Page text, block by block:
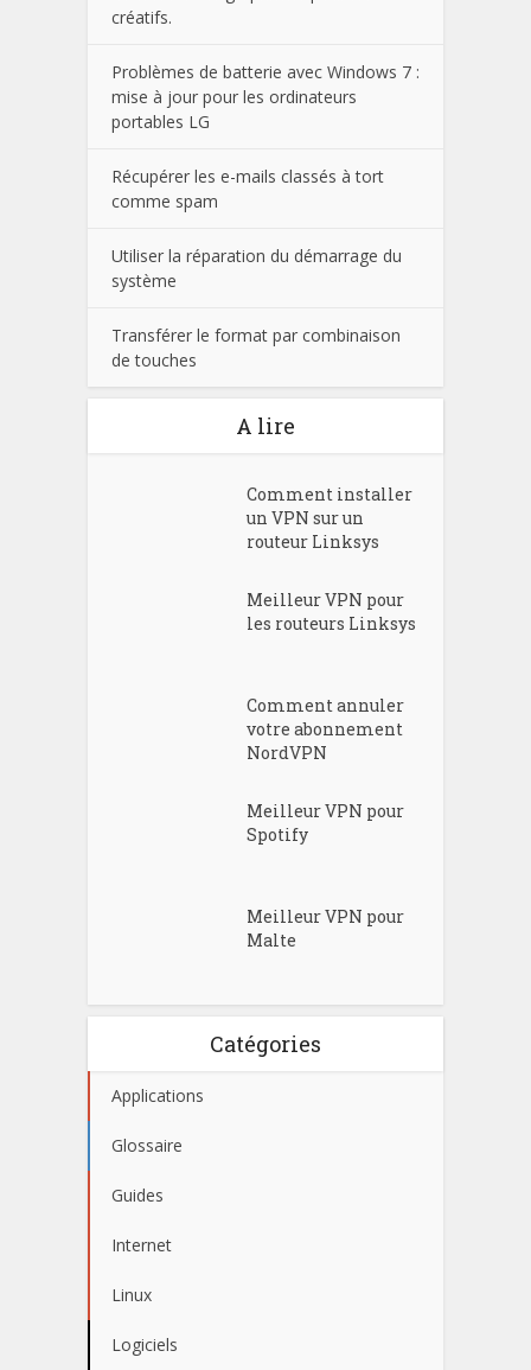
créatifs.
Problèmes de batterie avec Windows 7 :
mise à jour pour les ordinateurs
portables LG
Récupérer les e-mails classés à tort
comme spam
Utiliser la réparation du démarrage du
système
Transférer le format par combinaison
de touches
A lire
Comment installer
un VPN sur un
routeur Linksys
Meilleur VPN pour
les routeurs Linksys
Comment annuler
votre abonnement
NordVPN
Meilleur VPN pour
Spotify
Meilleur VPN pour
Malte
Catégories
Applications
Glossaire
Guides
Internet
Linux
Logiciels